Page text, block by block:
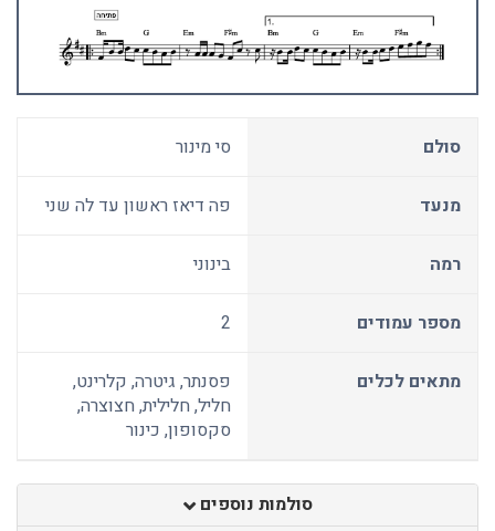
סולם סי מינור
מנעד פה דיאז ראשון עד לה שני
רמה בינוני
מספר עמודים 2
מתאים לכלים
פסנתר, גיטרה, קלרינט,
חליל, חלילית, חצוצרה,
סקסופון, כינור
סולמות נוספים